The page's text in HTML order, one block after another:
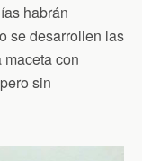
habrán
se desarrollen las
con
sin